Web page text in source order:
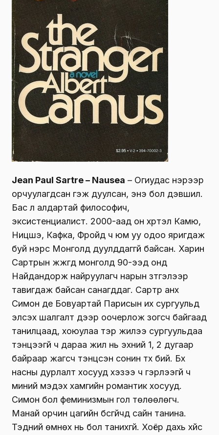
Jean Paul Sartre – Nausea – Oгиудас нэрээр
орчуулагдсан гэж дуулсан, энэ бол дэвшил.
Бас л алдартай философич,
эксистенциалист. 2000-аад он хүртэл Камю,
Ницшэ, Кафка, Фройд ч юм уу одоо яригдаж
буй нэрс Монголд дуулддаггүй байсан. Харин
Сартрын жүжгүүд монголд 90-ээд онд
Найдандорж найруулагч нарын зүтгэлээр
тавигдаж байсан санагддаг. Сартр анх
Симон де Бовуартай Парисын их сургуульд
элсэх шалгалт дээр оочерлож зогсч байгаад
танилцаад, хоюулаа тэр жилээ сургуульдаа
тэнцээгүй ч дараа жил нь эхний 1, 2 дугаар
байраар жагсч тэнцсэн сонин түүх бий. Бүх
насны дурлалт хосууд хэзээ ч гэрлээгүй ч
миний мэдэх хамгийн романтик хосууд.
Симон бол феминизмын гол төлөөлөгч.
Манай орчин цагийн бүсгүйчүүд сайн танина.
Тэдний өмнөх нь бол танихгүй. Хоёр дахь хүйс